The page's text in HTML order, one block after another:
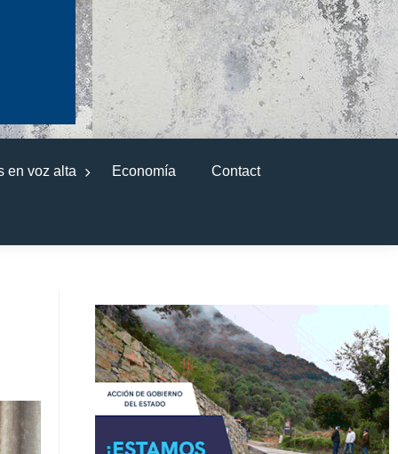
en voz alta Economía Contact